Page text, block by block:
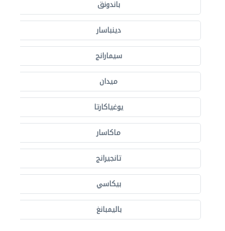
باندونق
دينباسار
سيمارانج
ميدان
يوغياكارتا
ماكاسار
تانجيرانج
بيكاسي
باليمبانغ